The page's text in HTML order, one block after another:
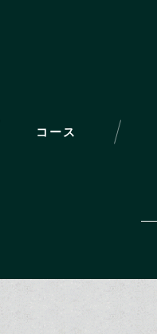
コース